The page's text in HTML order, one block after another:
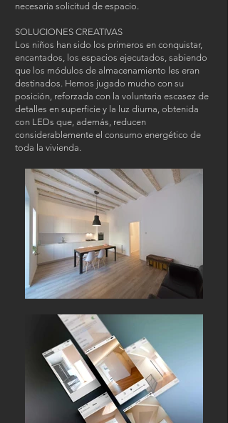
necesaria solicitud de espacio.
SOLUCIONES CREATIVAS
Los niños han sido los primeros en conquistar,
encantados, los espacios ejecutados, sabiendo
que los módulos de almacenamiento les eran
destinados. Hemos jugado mucho con su
posición, reforzada con la voluntaria escasez de
detalles en superficie y la luz diurna, obtenida
con LEDs que, además, reducen
considerablemente el consumo energético de
toda la vivienda.